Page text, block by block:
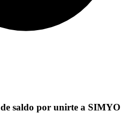
de saldo por unirte a SIMYO